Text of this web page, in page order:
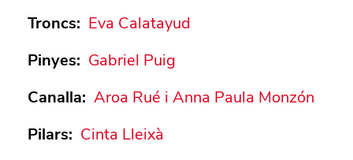
Troncs: Eva Calatayud
Pinyes: Gabriel Puig
Canalla: Aroa Rué i Anna Paula Monzón
Pilars: Cinta Lleixà